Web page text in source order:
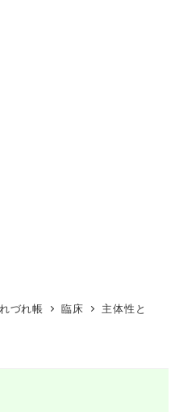
づれ帳 臨床
主体性と